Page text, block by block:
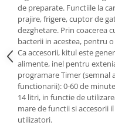
de preparate. Functiile la
prajire, frigere, cuptor de
dezghetare. Prin coacerea
bacterii in acestea, pentru
Ca accesorii, kitul este
alimente, inel pentru
programare Timer
functionarii): 0-60 de
14 litri, in functie de
mare de functii si accesorii
utilizatori.